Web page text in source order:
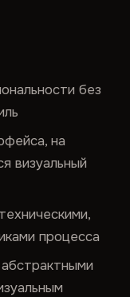
без
на
визуальный
процесса